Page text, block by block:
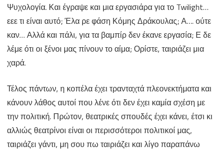
Ψυχολογία. Και έγραψε και μια εργασιάρα για το Twilight…
εεε τι είναι αυτό; Έλα ρε φάση Κόμης Δράκουλας; Α…. ούτε
καν… Αλλά και πάλι, για τα βαμπίρ δεν έκανε εργασία; Ε δε
λέμε ότι οι ξένοι μας πίνουν το αίμα; Ορίστε, ταιριάζει μια
χαρά.
Τέλος πάντων, η κοπέλα έχει τρανταχτά πλεονεκτήματα και
κάνουν λάθος αυτοί που λένε ότι δεν έχει καμία σχέση με
την πολιτική. Πρώτον, θεατρικές σπουδές έχει κάνει, έτσι κι
αλλιώς θεατρίνοι είναι οι περισσότεροι πολιτικοί μας,
ταιριάζει γάντι, μη σου πω ταιριάζει και λίγο παραπάνω